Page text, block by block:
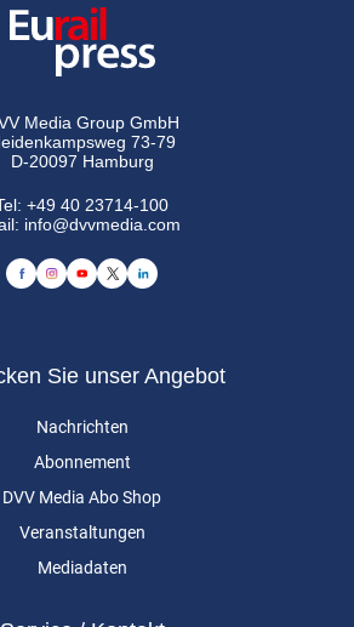
Media Group GmbH
73-79
D-20097 Hamburg
+49 40 23714-100
info@dvvmedia.com
Sie unser Angebot
Nachrichten
Abonnement
DVV Media Abo Shop
Veranstaltungen
Mediadaten